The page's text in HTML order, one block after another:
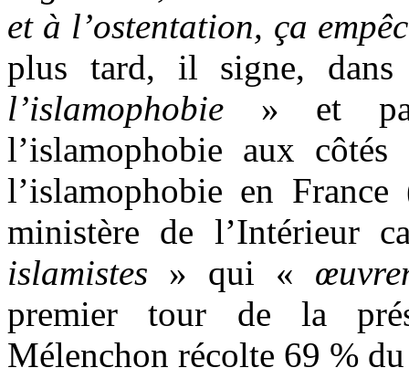
et à l’ostentation, ça
plus tard, il signe,
l’islamophobie » et
l’islamophobie aux
l’islamophobie en
ministère de l’Intérieur
islamistes » qui «
premier tour de la
Mélenchon récolte 69 %